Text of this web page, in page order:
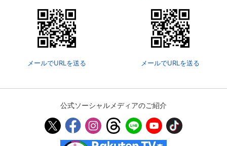
メールでURLを送る メールでURLを送る
公式ソーシャルメディアのご紹介